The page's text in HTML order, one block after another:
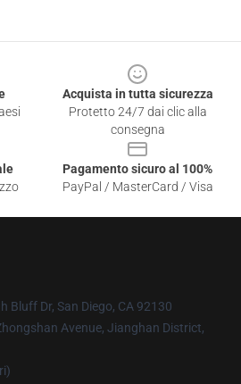
Acquista in tutta sicurezza
Protetto 24/7 dai clic alla
consegna
Pagamento sicuro al 100%
PayPal / MasterCard / Visa
Bluff Dr, San Diego, CA 92130
Avenue, Jianghan District,